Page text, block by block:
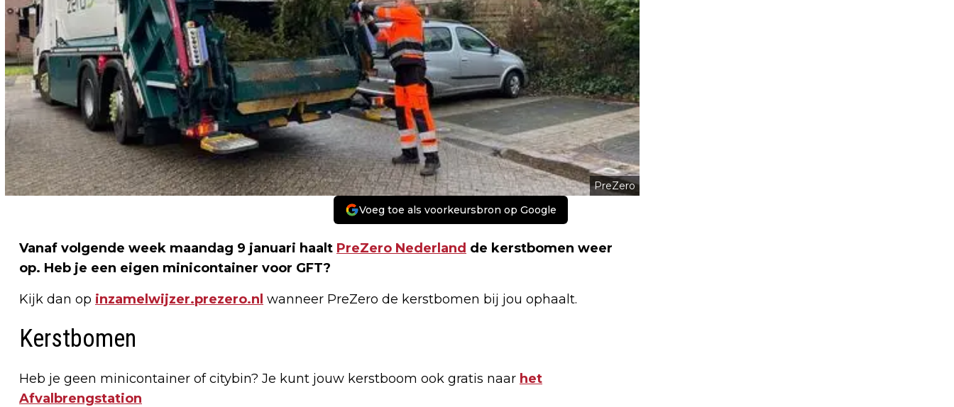
PreZero
Voeg toe als voorkeursbron op Google
Vanaf volgende week maandag 9 januari haalt PreZero Nederland de kerstbomen weer
op. Heb je een eigen minicontainer voor GFT?
Kijk dan op inzamelwijzer.prezero.nl wanneer PreZero de kerstbomen bij jou ophaalt.
Kerstbomen
Heb je geen minicontainer of citybin? Je kunt jouw kerstboom ook gratis naar het
Afvalbrengstation